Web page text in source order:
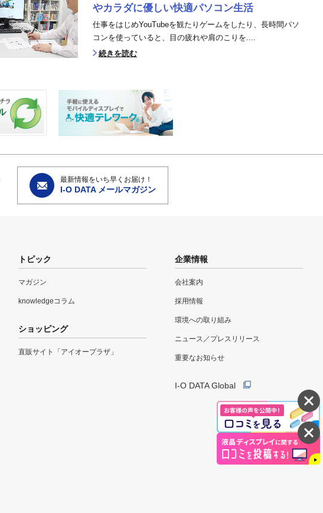
やカラダに優しい快適パソコン生活
仕事をはじめYouTubeを観たりゲームをしたり、長時間パソ
コンを使っていると、目の疲れや肩のこりを....
続きを読む
最新情報をいち早くお届け！
I-O DATA メールマガジン
トピック
マガジン
knowledgeコラム
ショッピング
直販サイト「アイオープラザ」
企業情報
会社案内
採用情報
環境への取り組み
ニュース／プレスリリース
重要なお知らせ
I-O DATA Global